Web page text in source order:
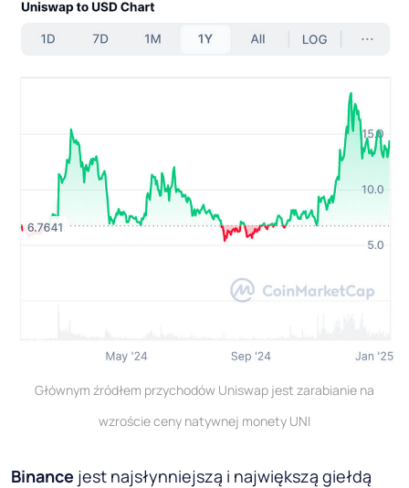
Głównym źródłem przychodów Uniswap jest zarabianie na
wzroście ceny natywnej monety UNI
Binance jest najsłynniejszą i największą giełdą